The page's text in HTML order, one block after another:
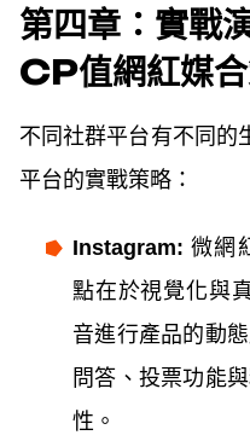
第四章：實
CP值網紅媒
不同社群平台有不同的
平台的實戰策略：
Instagram: 微網
點在於視覺化與
音進行產品的動
問答、投票功能
性。